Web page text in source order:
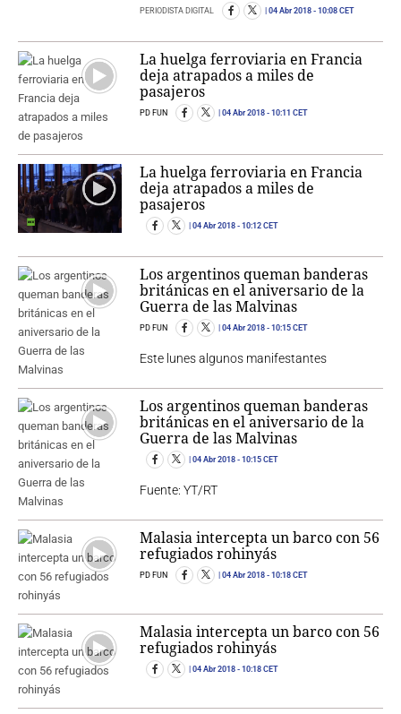
PERIODISTA DIGITAL 04 Abr 2018 - 10:08 CET
La huelga ferroviaria en Francia
deja atrapados a miles de
pasajeros
PD FUN 04 Abr 2018 - 10:11 CET
La huelga ferroviaria en Francia
deja atrapados a miles de
pasajeros
04 Abr 2018 - 10:12 CET
Los argentinos queman banderas
británicas en el aniversario de la
Guerra de las Malvinas
PD FUN 04 Abr 2018 - 10:15 CET
Este lunes algunos manifestantes
Los argentinos queman banderas
británicas en el aniversario de la
Guerra de las Malvinas
04 Abr 2018 - 10:15 CET
Fuente: YT/RT
Malasia intercepta un barco con 56
refugiados rohinyás
PD FUN 04 Abr 2018 - 10:18 CET
Malasia intercepta un barco con 56
refugiados rohinyás
04 Abr 2018 - 10:18 CET